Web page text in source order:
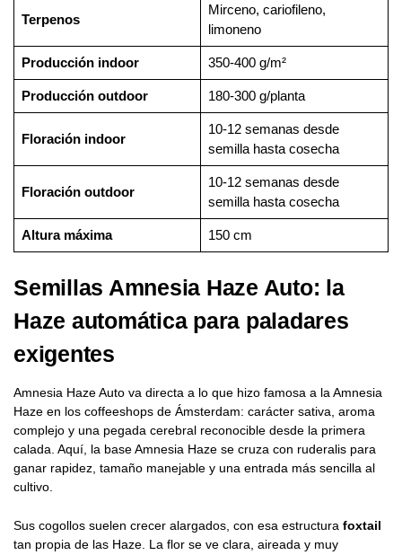
Terpenos
Mirceno, cariofileno,
limoneno
Producción indoor 350-400 g/m²
Producción outdoor 180-300 g/planta
Floración indoor
10-12 semanas desde
semilla hasta cosecha
Floración outdoor
10-12 semanas desde
semilla hasta cosecha
Altura máxima 150 cm
Semillas Amnesia Haze Auto: la
Haze automática para paladares
exigentes
Amnesia Haze Auto va directa a lo que hizo famosa a la Amnesia
Haze en los coffeeshops de Ámsterdam: carácter sativa, aroma
complejo y una pegada cerebral reconocible desde la primera
calada. Aquí, la base Amnesia Haze se cruza con ruderalis para
ganar rapidez, tamaño manejable y una entrada más sencilla al
cultivo.
Sus cogollos suelen crecer alargados, con esa estructura foxtail
tan propia de las Haze. La flor se ve clara, aireada y muy